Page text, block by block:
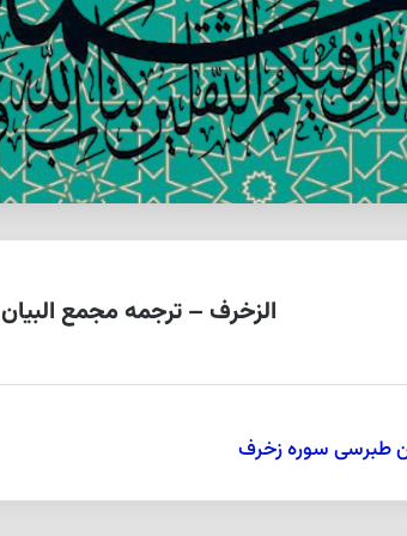
الزخرف – ترجمه مجمع البیان
طبرسی سوره زخرف